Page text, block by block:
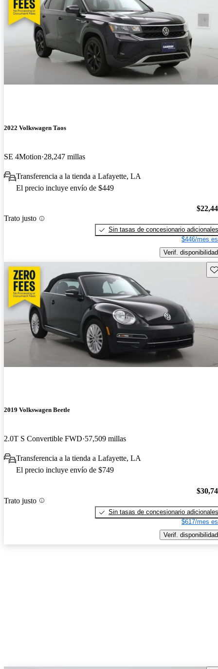
2022 Volkswagen Taos
SE 4Motion 28,247 millas
Transferencia a la tienda a Lafayette, LA
El precio incluye envío de $449
Trato justo
Sin tasas de concesionario adicionales
$446/mes
Verif. disponibilidad
2019 Volkswagen Beetle
2.0T S Convertible FWD 57,509 millas
Transferencia a la tienda a Lafayette, LA
El precio incluye envío de $749
Trato justo
Sin tasas de concesionario adicionales
$617/mes
Verif. disponibilidad